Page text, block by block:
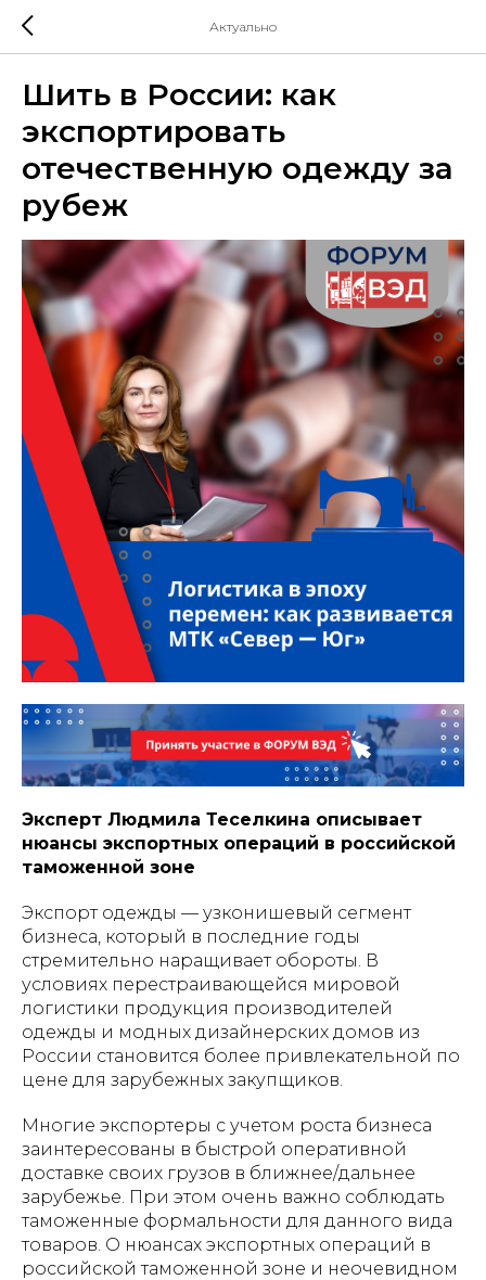
Актуально
Шить в России: как
экспортировать
отечественную одежду за
рубеж
Эксперт Людмила Теселкина описывает
нюансы экспортных операций в российской
таможенной зоне
Экспорт одежды — узконишевый сегмент
бизнеса, который в последние годы
стремительно наращивает обороты. В
условиях перестраивающейся мировой
логистики продукция производителей
одежды и модных дизайнерских домов из
России становится более привлекательной по
цене для зарубежных закупщиков.
Многие экспортеры с учетом роста бизнеса
заинтересованы в быстрой оперативной
доставке своих грузов в ближнее/дальнее
зарубежье. При этом очень важно соблюдать
таможенные формальности для данного вида
товаров. О нюансах экспортных операций в
российской таможенной зоне и неочевидном